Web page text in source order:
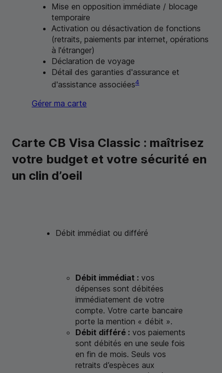
Mise en opposition immédiate / blocage
temporaire
Activation ou désactivation de fonctions
(retraits, paiements par internet, opérations
à l'étranger)
Déclaration de voyage
Détail des garanties d'assurance et
d'assistance associées4
Gérer ma carte
Carte CB Visa Classic : maîtrisez
votre budget et votre sécurité en
un clin d’oeil
Débit immédiat ou différé
Débit immédiat : vos
dépenses sont débitées
immédiatement de votre
compte. Votre carte bancaire
porte la mention « débit ».
Débit différé : vos paiements
sont débités en une seule fois
en fin de mois. Seuls vos
retraits d’espèces aux